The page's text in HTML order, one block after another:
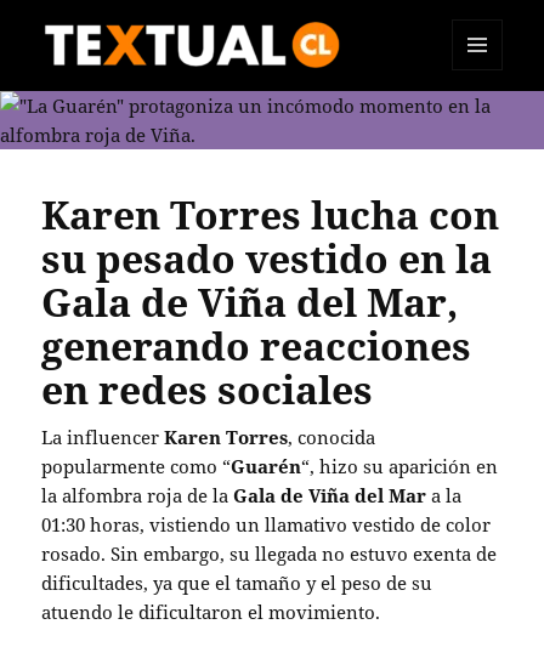
TEXTUAL
Y
Karen Torres lucha con
su pesado vestido en la
Gala de Viña del Mar,
generando reacciones
en redes sociales
La influencerKaren Torres, conocida
popularmente como “Guarén“, hizo su aparición en
la alfombra roja de laGala de Viña del Mar a la
01:30 horas, vistiendo un llamativo vestido de color
rosado. Sin embargo, su llegada no estuvo exenta de
dificultades, ya que el tamaño y el peso de su
atuendo le dificultaron el movimiento.